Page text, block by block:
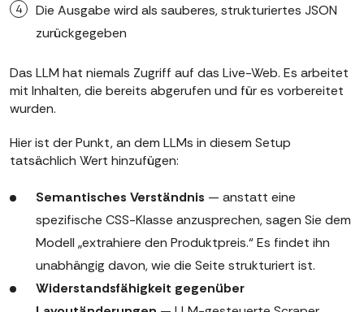
Die Ausgabe wird als sauberes, strukturiertes JSON
zurückgegeben
Das LLM hat niemals Zugriff auf das Live-Web. Es arbeitet
mit Inhalten, die bereits abgerufen und für es vorbereitet
wurden.
Hier ist der Punkt, an dem LLMs in diesem Setup
tatsächlich Wert hinzufügen:
Semantisches Verständnis — anstatt eine
spezifische CSS-Klasse anzusprechen, sagen Sie dem
Modell „extrahiere den Produktpreis.“ Es findet ihn
unabhängig davon, wie die Seite strukturiert ist.
Widerstandsfähigkeit gegenüber